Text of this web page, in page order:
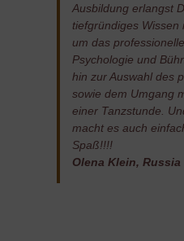
Ausbildung erlangst
tiefgründiges
um das
Psychologie und
hin zur Auswahl des
sowie dem Umgang
einer Tanzstunde.
macht es auch
Spaß!!!!
Olena Klein, Russia